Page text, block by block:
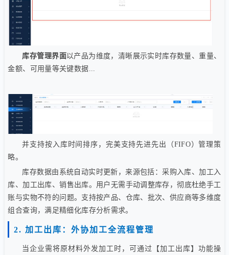
库存管理界面 以产品为维度，清晰展示实时库存数量、重量、
金额、可用量等关键数据...
并支持按入库时间排序，完美支持先进先出（FIFO）管理策
略。
库存数据由系统自动实时更新，来源包括：采购入库、加工入
库、加工出库、销售出库。用户无需手动调整库存，彻底杜绝手工
账与实物不符的问题。支持按产品、仓库、批次、供应商等多维度
组合查询，满足精细化库存分析需求。
2. 加工出库：外协加工全流程管理
当企业需将原材料外发加工时，可通过【加工出库】功能操